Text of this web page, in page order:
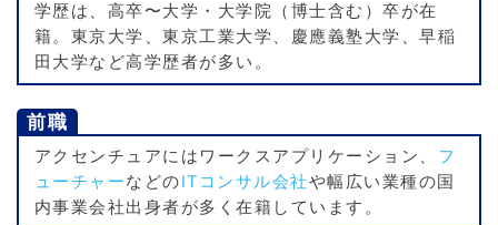
学歴は、高卒〜大学・大学院（博士含む）卒が在
籍。東京大学、東京工業大学、慶應義塾大学、早稲
田大学など高学歴者が多い。
前職
アクセンチュアにはワークスアプリケーション、 フ
ューチャーなどのITコンサル会社や幅広い業種の国
内事業会社出身者が多く在籍しています。